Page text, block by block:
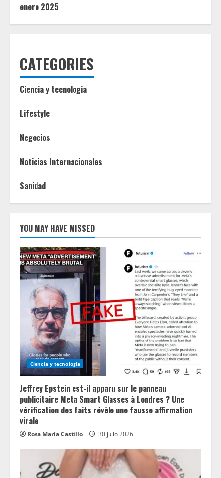
enero 2025
CATEGORIES
Ciencia y tecnologia
Lifestyle
Negocios
Noticias Internacionales
Sanidad
YOU MAY HAVE MISSED
Ciencia y tecnologia
Jeffrey Epstein est-il apparu sur le panneau
publicitaire Meta Smart Glasses à Londres ? Une
vérification des faits révèle une fausse affirmation
virale
Rosa María Castillo 30 julio 2026